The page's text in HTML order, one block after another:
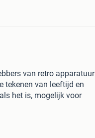
van retro apparatuur
tekenen van leeftijd en
het is, mogelijk voor